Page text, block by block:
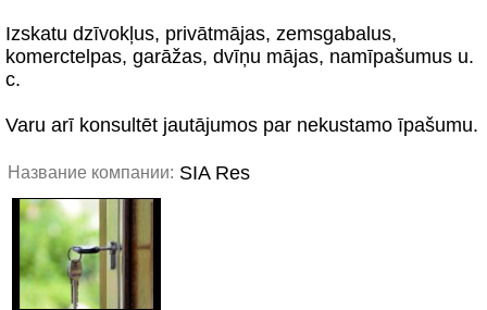
Izskatu dzīvokļus, privātmājas, zemsgabalus,
komerctelpas, garāžas, dvīņu mājas, namīpašumus u.
c.
Varu arī konsultēt jautājumos par nekustamo īpašumu.
Название компании: SIA Res